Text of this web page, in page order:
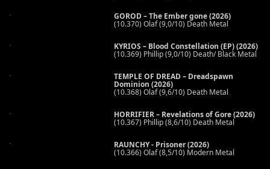
GOROD – The Ember gone (2026)
(10.370) Olaf (9,0/10) Death Metal
KYRIOS – Blood Constellation (EP) (2026)
(10.369) Phillip (9,0/10) Death/ Black Metal
TEMPLE OF DREAD – Dreadspawn
Dominion (2026)
(10.368) Olaf (9,6/10) Death Metal
HORRIFIER – Revelations of Gore (2026)
(10.367) Phillip (8,6/10) Death Metal
RAUNCHY - Prisoner (2026)
(10.366) Olaf (8,5/10) Modern Metal